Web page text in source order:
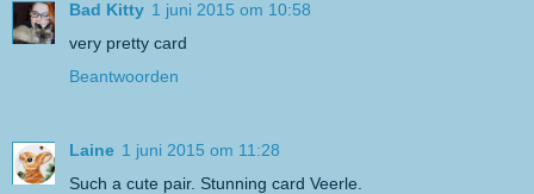
Bad Kitty 1 juni 2015 om 10:58
very pretty card
Beantwoorden
Laine 1 juni 2015 om 11:28
Such a cute pair. Stunning card Veerle.